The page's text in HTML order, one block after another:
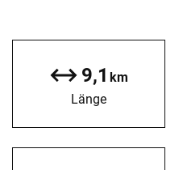
9,1km
Länge